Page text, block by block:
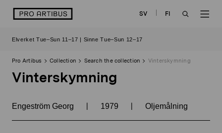
logo SV
FI
Elverket Tue–Sun 11–17 | Sinne Tue–Sun 12–17
Pro Artibus Collection Search the collection Vinterskymning
Vinterskymning
Engeström Georg | 1979 | Oljemålning